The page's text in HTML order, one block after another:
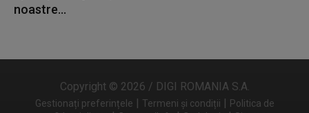
noastre...
Copyright © 2026 / DIGI ROMANIA S.A.
Gestionați preferințele | Termeni și condiții | Politica de